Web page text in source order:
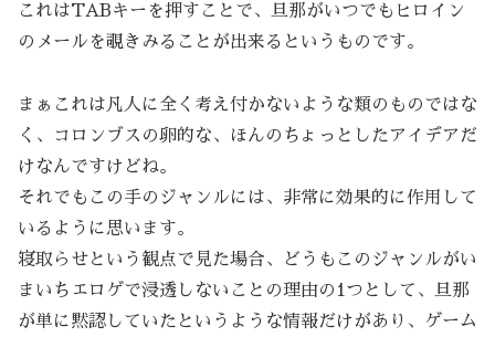
これはTABキーを押すことで、旦那がいつでもヒロイン
のメールを覗きみることが出来るというものです。
まぁこれは凡人に全く考え付かないような類のものではな
く、コロンブスの卵的な、ほんのちょっとしたアイデアだ
けなんですけどね。
それでもこの手のジャンルには、非常に効果的に作用して
いるように思います。
寝取らせという観点で見た場合、どうもこのジャンルがい
まいちエロゲで浸透しないことの理由の1つとして、旦那
が単に黙認していたというような情報だけがあり、ゲーム